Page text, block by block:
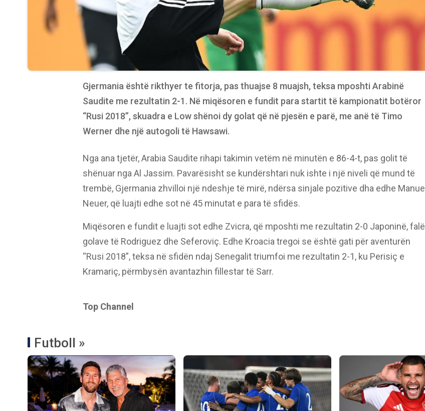
Gjermania është rikthyer te fitorja, pas thuajse 8 muajsh, teksa mposhti Arabinë
Saudite me rezultatin 2-1. Në miqësoren e fundit para startit të kampionatit botëror
“Rusi 2018”, skuadra e Low shënoi dy golat që në pjesën e parë, me anë të Timo
Werner dhe një autogoli të Hawsawi.
Nga ana tjetër, Arabia Saudite rihapi takimin vetëm në minutën e 86-4-t, pas golit të
shënuar nga Al Jassim. Pavarësisht se kundërshtari nuk ishte i një niveli që mund të
trembë, Gjermania zhvilloi një ndeshje të mirë, ndërsa sinjale pozitive dha edhe Manuel
Neuer, që luajti edhe sot në 45 minutat e para të sfidës.
Miqësoren e fundit e luajti sot edhe Zvicra, që mposhti me rezultatin 2-0 Japoninë, falë
golave të Rodriguez dhe Seferoviç. Edhe Kroacia tregoi se është gati për aventurën
“Rusi 2018”, teksa në sfidën ndaj Senegalit triumfoi me rezultatin 2-1, ku Perisiç e
Kramariç, përmbysën avantazhin fillestar të Sarr.
Top Channel
Futboll »